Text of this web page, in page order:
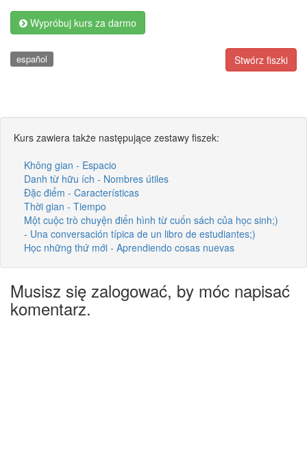
Wypróbuj kurs za darmo
Stwórz fiszki
español
Kurs zawiera także następujące zestawy fiszek:
Không gian - Espacio
Danh từ hữu ích - Nombres útiles
Đặc điểm - Características
Thời gian - Tiempo
Một cuộc trò chuyện điển hình từ cuốn sách của học sinh;)
- Una conversación típica de un libro de estudiantes;)
Học những thứ mới - Aprendiendo cosas nuevas
Musisz się zalogować, by móc napisać
komentarz.